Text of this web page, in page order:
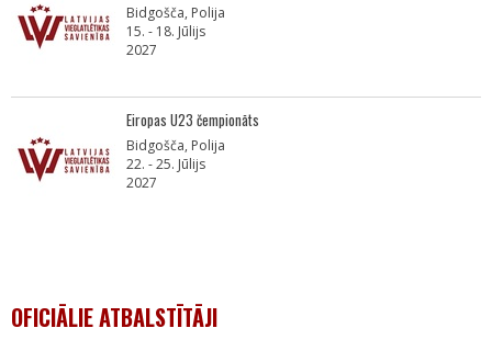
Bidgošča, Polija
15. - 18. Jūlijs
2027
Eiropas U23 čempionāts
Bidgošča, Polija
22. - 25. Jūlijs
2027
OFICIĀLIE ATBALSTĪTĀJI